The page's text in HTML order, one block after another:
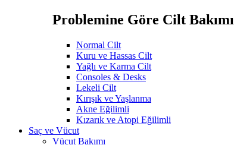
Problemine Göre Cilt Bakımı
Normal Cilt
Kuru ve Hassas Cilt
Yağlı ve Karma Cilt
Consoles & Desks
Lekeli Cilt
Kırışık ve Yaşlanma
Akne Eğilimli
Kızarık ve Atopi Eğilimli
Saç ve Vücut
Vücut Bakımı